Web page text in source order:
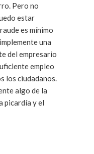
no
es mínimo
una
del empresario
empleo
los ciudadanos.
algo de la
picardía y el